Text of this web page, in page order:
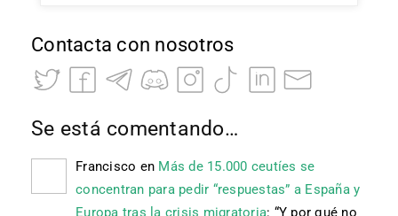
Contacta con nosotros
Se está comentando…
Francisco en Más de 15.000 ceutíes se
concentran para pedir “respuestas” a España y
Europa tras la crisis migratoria: “Y por qué no